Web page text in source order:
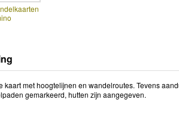
kaart met hoogtelijnen en wandelroutes. Tevens
gemarkeerd, hutten zijn aangegeven.